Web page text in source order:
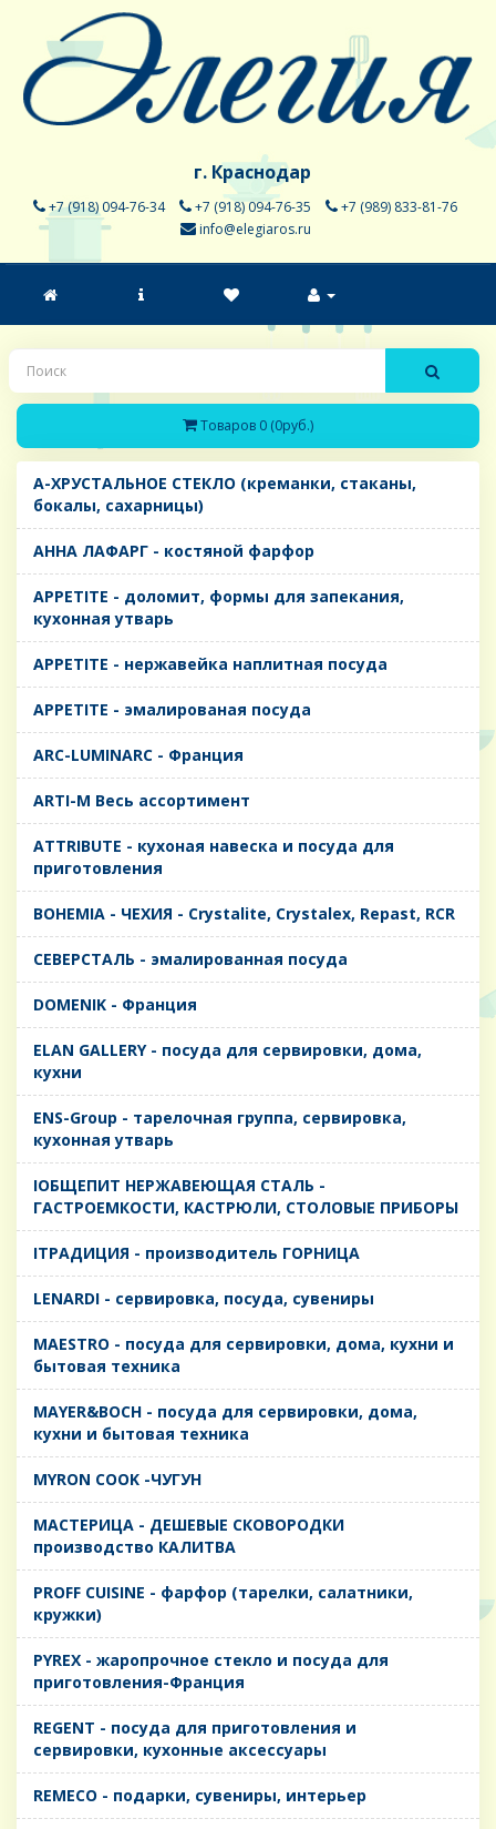
г. Краснодар
+7 (918) 094-76-34 +7 (918) 094-76-35
+7 (989) 833-81-76
info@elegiaros.ru
Товаров 0 (0руб.)
A-ХРУСТАЛЬНОЕ СТЕКЛО (креманки, стаканы,
бокалы, сахарницы)
AHHA ЛАФАРГ - костяной фарфор
APPETITE - доломит, формы для запекания,
кухонная утварь
APPETITE - нержавейка наплитная посуда
APPETITE - эмалированая посуда
ARC-LUMINARC - Франция
ARTI-M Весь ассортимент
ATTRIBUTE - кухоная навеска и посуда для
приготовления
BOHEMIA - ЧЕХИЯ - Crystalite, Crystalex, Repast, RCR
CЕВЕРСТАЛЬ - эмалированная посуда
DOMENIK - Франция
ELAN GALLERY - посуда для сервировки, дома,
кухни
ENS-Group - тарелочная группа, сервировка,
кухонная утварь
IОБЩЕПИТ НЕРЖАВЕЮЩАЯ СТАЛЬ -
ГАСТРОЕМКОСТИ, КАСТРЮЛИ, СТОЛОВЫЕ ПРИБОРЫ
IТРАДИЦИЯ - производитель ГОРНИЦА
LENARDI - сервировка, посуда, сувениры
MAESTRO - посуда для сервировки, дома, кухни и
бытовая техника
MAYER&BOCH - посуда для сервировки, дома,
кухни и бытовая техника
MYRON COOK -ЧУГУН
MАСТЕРИЦА - ДЕШЕВЫЕ СКОВОРОДКИ
производство КАЛИТВА
PROFF CUISINE - фарфор (тарелки, салатники,
кружки)
PYREX - жаропрочное стекло и посуда для
приготовления-Франция
REGENT - посуда для приготовления и
сервировки, кухонные аксессуары
REMECO - подарки, сувениры, интерьер